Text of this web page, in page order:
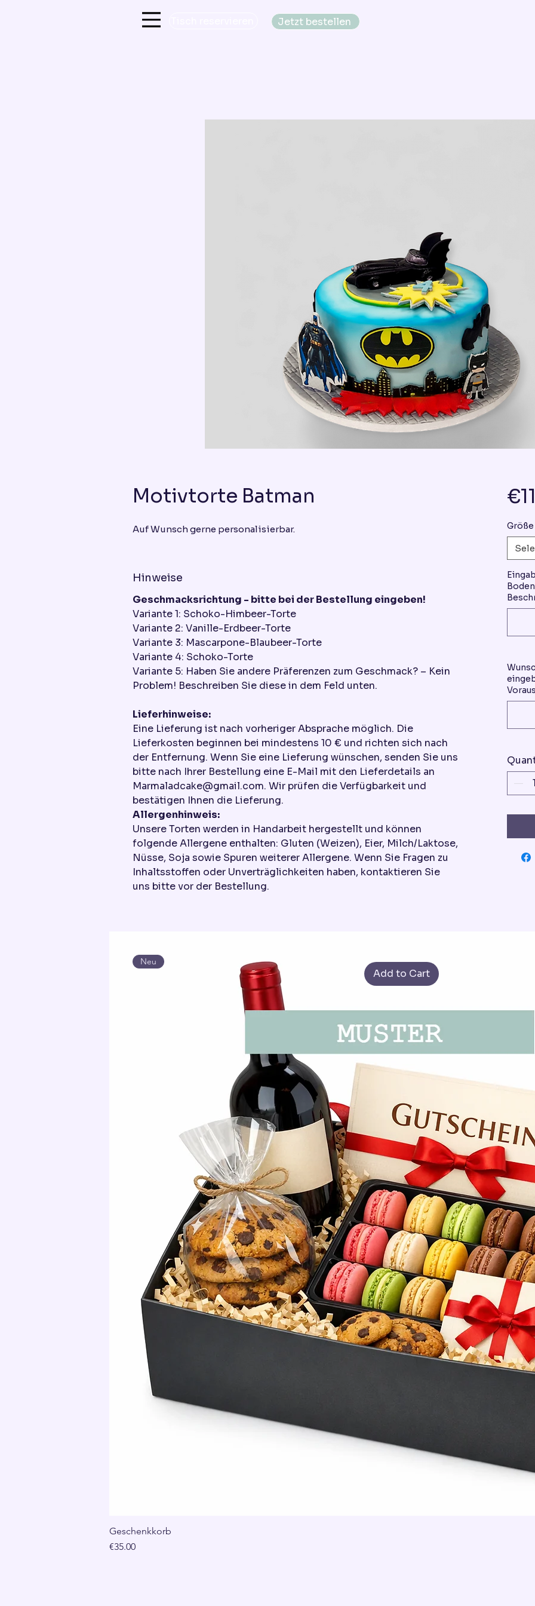
Jetzt bestellen
Motivtorte Batman
Auf Wunsch gerne personalisierbar.
Hinweise
Geschmacksrichtung - bitte bei der Bestellung eingeben!
Variante 1: Schoko-Himbeer-Torte
Variante 2: Vanille-Erdbeer-Torte
Variante 3: Mascarpone-Blaubeer-Torte
Variante 4: Schoko-Torte
Variante 5: Haben Sie andere Präferenzen zum Geschmack? – Kein
Problem! Beschreiben Sie diese in dem Feld unten.
Lieferhinweise:
Eine Lieferung ist nach vorheriger Absprache möglich. Die
Lieferkosten beginnen bei mindestens 10 € und richten sich nach
der Entfernung. Wenn Sie eine Lieferung wünschen, senden Sie uns
bitte nach Ihrer Bestellung eine E-Mail mit den Lieferdetails an
Marmaladcake@gmail.com. Wir prüfen die Verfügbarkeit und
bestätigen Ihnen die Lieferung.
Allergenhinweis:
Unsere Torten werden in Handarbeit hergestellt und können
folgende Allergene enthalten: Gluten (Weizen), Eier, Milch/Laktose,
Nüsse, Soja sowie Spuren weiterer Allergene. Wenn Sie Fragen zu
Inhaltsstoffen oder Unverträglichkeiten haben, kontaktieren Sie
uns bitte vor der Bestellung.
Größe
Add to Cart
Neu
Geschenkkorb
Price
€35.00